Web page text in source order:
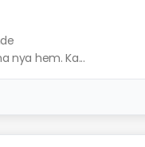
nya hem. Ka...